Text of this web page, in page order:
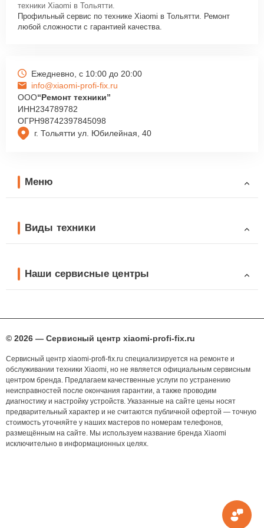
техники Xiaomi в Тольятти.
Профильный сервис по технике Xiaomi в Тольятти. Ремонт
любой сложности с гарантией качества.
г. Тольятти ул. Юбилейная, 40
Ежедневно, с 10:00 до 20:00
info@xiaomi-profi-fix.ru
ООО“Ремонт техники”
ИНН234789782
ОГРН98742397845098
Меню
Виды техники
Наши сервисные центры
© 2026 — Сервисный центр xiaomi-profi-fix.ru
Сервисный центр xiaomi-profi-fix.ru специализируется на ремонте и
обслуживании техники Xiaomi, но не является официальным сервисным
центром бренда. Предлагаем качественные услуги по устранению
неисправностей после окончания гарантии, а также проводим
диагностику и настройку устройств. Указанные на сайте цены носят
предварительный характер и не считаются публичной офертой — точную
стоимость уточняйте у наших мастеров по номерам телефонов,
размещённым на сайте. Мы используем название бренда Xiaomi
исключительно в информационных целях.